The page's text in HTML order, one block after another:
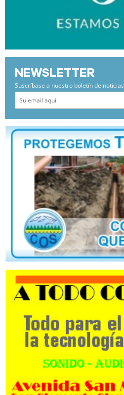
NEWSLETTER
Suscríbase a nuestro boletín de noticias